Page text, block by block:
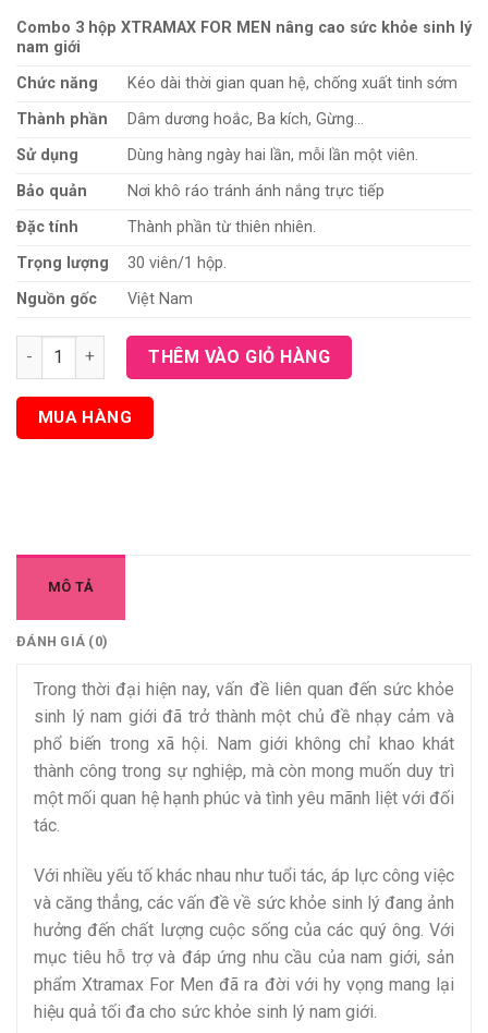
Combo 3 hộp XTRAMAX FOR MEN nâng cao sức khỏe sinh lý
nam giới
Chức năng
Kéo dài thời gian quan hệ, chống xuất tinh sớm
Thành phần
Dâm dương hoắc, Ba kích, Gừng…
Sử dụng
Dùng hàng ngày hai lần, mỗi lần một viên.
Bảo quản
Nơi khô ráo tránh ánh nắng trực tiếp
Đặc tính
Thành phần từ thiên nhiên.
Trọng lượng
30 viên/1 hộp.
Nguồn gốc
Việt Nam
Combo 3 hộp XTRAMAX FOR MEN nâng cao sức khỏe sinh lý
THÊM VÀO GIỎ HÀNG
MUA HÀNG
MÔ TẢ
ĐÁNH GIÁ (0)
Trong thời đại hiện nay, vấn đề liên quan đến sức khỏe
sinh lý nam giới đã trở thành một chủ đề nhạy cảm và
phổ biến trong xã hội. Nam giới không chỉ khao khát
thành công trong sự nghiệp, mà còn mong muốn duy trì
một mối quan hệ hạnh phúc và tình yêu mãnh liệt với đối
tác.
Với nhiều yếu tố khác nhau như tuổi tác, áp lực công việc
và căng thẳng, các vấn đề về sức khỏe sinh lý đang ảnh
hưởng đến chất lượng cuộc sống của các quý ông. Với
mục tiêu hỗ trợ và đáp ứng nhu cầu của nam giới, sản
phẩm Xtramax For Men đã ra đời với hy vọng mang lại
hiệu quả tối đa cho sức khỏe sinh lý nam giới.